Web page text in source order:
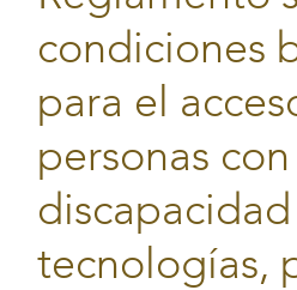
condiciones
para el
personas con
discapacidad
tecnologías,